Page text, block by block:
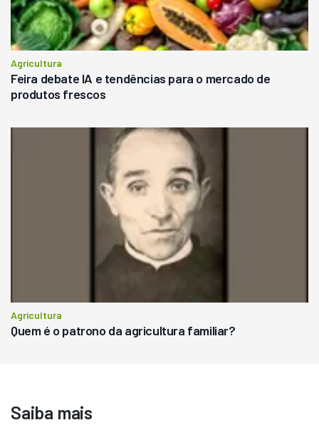
Agricultura
Feira debate IA e tendências para o mercado de
produtos frescos
Agricultura
Quem é o patrono da agricultura familiar?
Saiba mais